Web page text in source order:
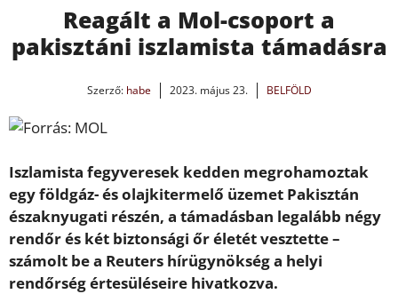
Reagált a Mol-csoport a
pakisztáni iszlamista támadásra
Szerző: habe 2023. május 23. BELFÖLD
Iszlamista fegyveresek kedden megrohamoztak
egy földgáz- és olajkitermelő üzemet Pakisztán
északnyugati részén, a támadásban legalább négy
rendőr és két biztonsági őr életét vesztette –
számolt be a Reuters hírügynökség a helyi
rendőrség értesüléseire hivatkozva.